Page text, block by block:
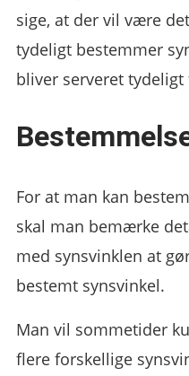
sige, at der vil være
tydeligt bestemmer
bliver serveret
For at man kan
skal man bemærke
med synsvinklen at
bestemt synsvinkel.
Man vil sommetider
flere forskellige